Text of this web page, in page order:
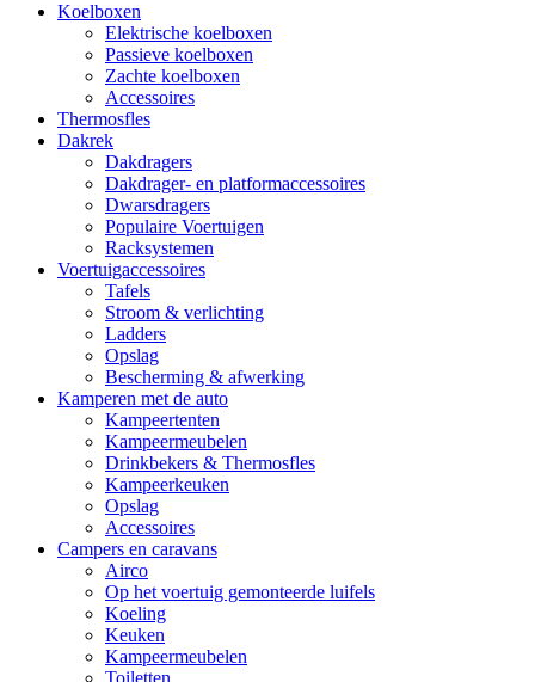
Koelboxen
Elektrische koelboxen
Passieve koelboxen
Zachte koelboxen
Accessoires
Thermosfles
Dakrek
Dakdragers
Dakdrager- en platformaccessoires
Dwarsdragers
Populaire Voertuigen
Racksystemen
Voertuigaccessoires
Tafels
Stroom & verlichting
Ladders
Opslag
Bescherming & afwerking
Kamperen met de auto
Kampeertenten
Kampeermeubelen
Drinkbekers & Thermosfles
Kampeerkeuken
Opslag
Accessoires
Campers en caravans
Airco
Op het voertuig gemonteerde luifels
Koeling
Keuken
Kampeermeubelen